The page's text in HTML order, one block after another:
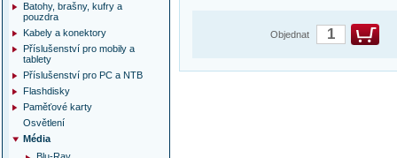
Objednat
Batohy, brašny, kufry a
pouzdra
Kabely a konektory
Příslušenství pro mobily a
tablety
Příslušenství pro PC a NTB
Flashdisky
Paměťové karty
Osvětlení
Média